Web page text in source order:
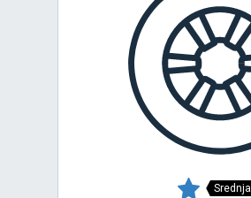
Srednja